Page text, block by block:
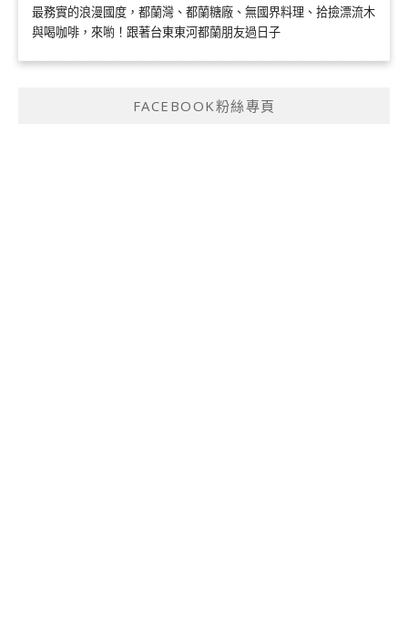
最務實的浪漫國度，都蘭灣、都蘭糖廠、無國界料理、拾撿漂流木
與喝咖啡，來喲！跟著台東東河都蘭朋友過日子
FACEBOOK粉絲專頁